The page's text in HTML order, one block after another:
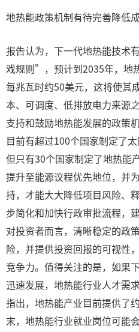
地热能政策机制有待完善降低
报告认为，下一代地热能技术
戏规则”，预计到2035年，地
每兆瓦时约50美元，这将使其
本、可调度、低排放电力来源
支持和鼓励地热能发展的政策
目前有超过100个国家制定了
但只有30个国家制定了地热能
提升至能源议程优先地位，并
持，才能大大降低项目风险、
步简化和加快行政审批流程，
对投资者而言，清晰稳定的政
险，并提供投资回报的可视性
竞争力。值得关注的是，如果
迅速发展，地热能行业人才需
指出，地热能产业目前提供了
末，地热能行业就业岗位可能